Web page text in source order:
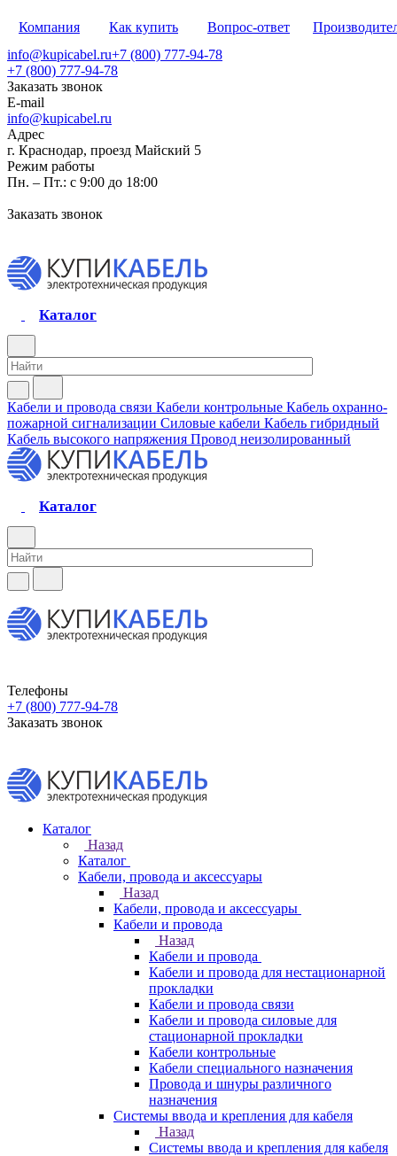
Компания Как купить Вопрос-ответ
info@kupicabel.ru+7 (800) 777-94-78
+7 (800) 777-94-78
Заказать звонок
E-mail
info@kupicabel.ru
Адрес
г. Краснодар, проезд Майский 5
Режим работы
Пн. – Пт.: с 9:00 до 18:00
Заказать звонок
Каталог
Кабели и провода связи Кабели контрольные Кабель охранно-
пожарной сигнализации Силовые кабели Кабель гибридный
Кабель высокого напряжения Провод неизолированный
Каталог
Телефоны
+7 (800) 777-94-78
Заказать звонок
Каталог
Назад
Каталог
Кабели, провода и аксессуары
Назад
Кабели, провода и аксессуары
Кабели и провода
Назад
Кабели и провода
Кабели и провода для нестационарной
прокладки
Кабели и провода связи
Кабели и провода силовые для
стационарной прокладки
Кабели контрольные
Кабели специального назначения
Провода и шнуры различного
назначения
Системы ввода и крепления для кабеля
Назад
Системы ввода и крепления для кабеля